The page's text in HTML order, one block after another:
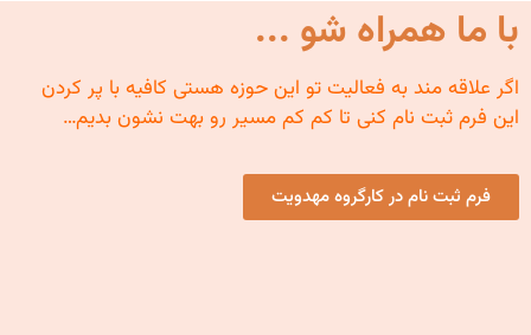
با ما همراه شو ...
اگر علاقه مند به فعالیت تو این حوزه هستی کافیه با پر کردن
این فرم ثبت نام کنی تا کم کم مسیر رو بهت نشون بدیم…
فرم ثبت نام در کارگروه مهدویت